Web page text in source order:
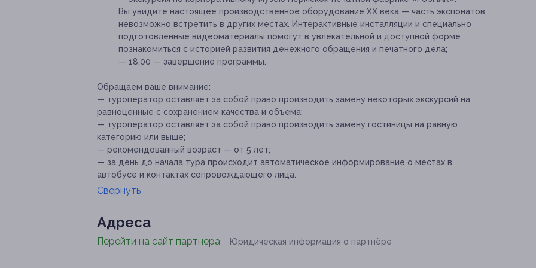
Вы увидите настоящее производственное оборудование XX века — часть экспонатов
невозможно встретить в других местах. Интерактивные инсталляции и специально
подготовленные видеоматериалы помогут в увлекательной и доступной форме
познакомиться с историей развития денежного обращения и печатного дела;
— 18:00 — завершение программы.
Обращаем ваше внимание:
— туроператор оставляет за собой право производить замену некоторых экскурсий на
равноценные с сохранением качества и объема;
— туроператор оставляет за собой право производить замену гостиницы на равную
категорию или выше;
— рекомендованный возраст — от 5 лет;
— за день до начала тура происходит автоматическое информирование о местах в
автобусе и контактах сопровождающего лица.
Свернуть
Адресa
Перейти на сайт партнера Юридическая информация о партнёре